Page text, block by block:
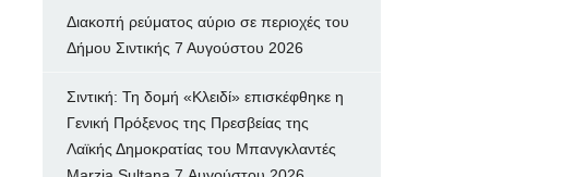
Διακοπή ρεύματος αύριο σε περιοχές του
Δήμου Σιντικής 7 Αυγούστου 2026
Σιντική: Τη δομή «Κλειδί» επισκέφθηκε η
Γενική Πρόξενος της Πρεσβείας της
Λαϊκής Δημοκρατίας του Μπανγκλαντές